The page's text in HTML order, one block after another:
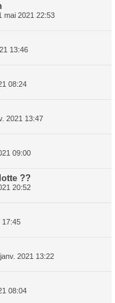
mai 2021 22:53
13:46
08:24
2021 13:47
09:00
??
20:52
17:45
2021 13:22
08:04